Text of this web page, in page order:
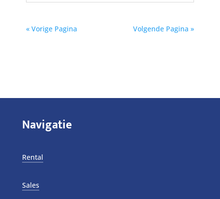
« Vorige Pagina Volgende Pagina »
Navigatie
Rental
Sales